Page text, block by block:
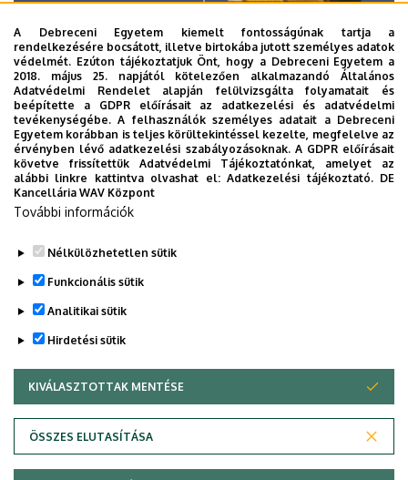
Legutóbbi frissítés: 2024. 03. 19. 09:28
Adatvédelem
A Debreceni Egyetem kiemelt fontosságúnak tartja a
rendelkezésére bocsátott, illetve birtokába jutott személyes adatok
védelmét. Ezúton tájékoztatjuk Önt, hogy a Debreceni Egyetem a
2018. május 25. napjától kötelezően alkalmazandó Általános
Adatvédelmi Rendelet alapján felülvizsgálta folyamatait és
beépítette a GDPR előírásait az adatkezelési és adatvédelmi
tevékenységébe. A felhasználók személyes adatait a Debreceni
Egyetem korábban is teljes körültekintéssel kezelte, megfelelve az
érvényben lévő adatkezelési szabályozásoknak. A GDPR előírásait
követve frissítettük Adatvédelmi Tájékoztatónkat, amelyet az
alábbi linkre kattintva olvashat el:Adatkezelési tájékoztató. DE
Kancellária WAV Központ
További információk
Nélkülözhetetlen sütik
Funkcionális sütik
Analitikai sütik
Hirdetési sütik
KIVÁLASZTOTTAK MENTÉSE
ÖSSZES ELUTASÍTÁSA
WITHDRAW CONSENT